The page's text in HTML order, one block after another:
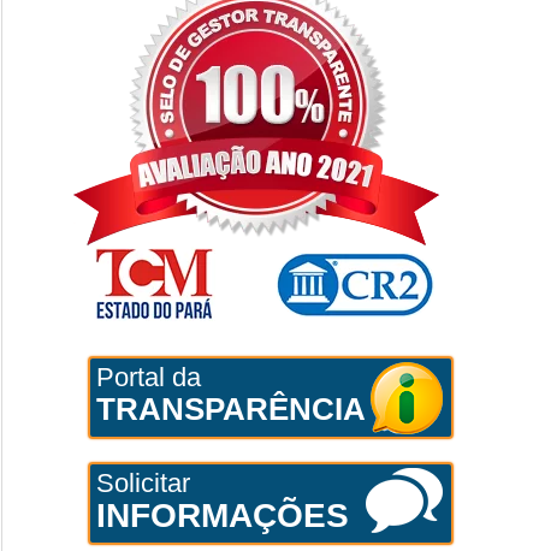
Portal da
TRANSPARÊNCIA
Solicitar
INFORMAÇÕES